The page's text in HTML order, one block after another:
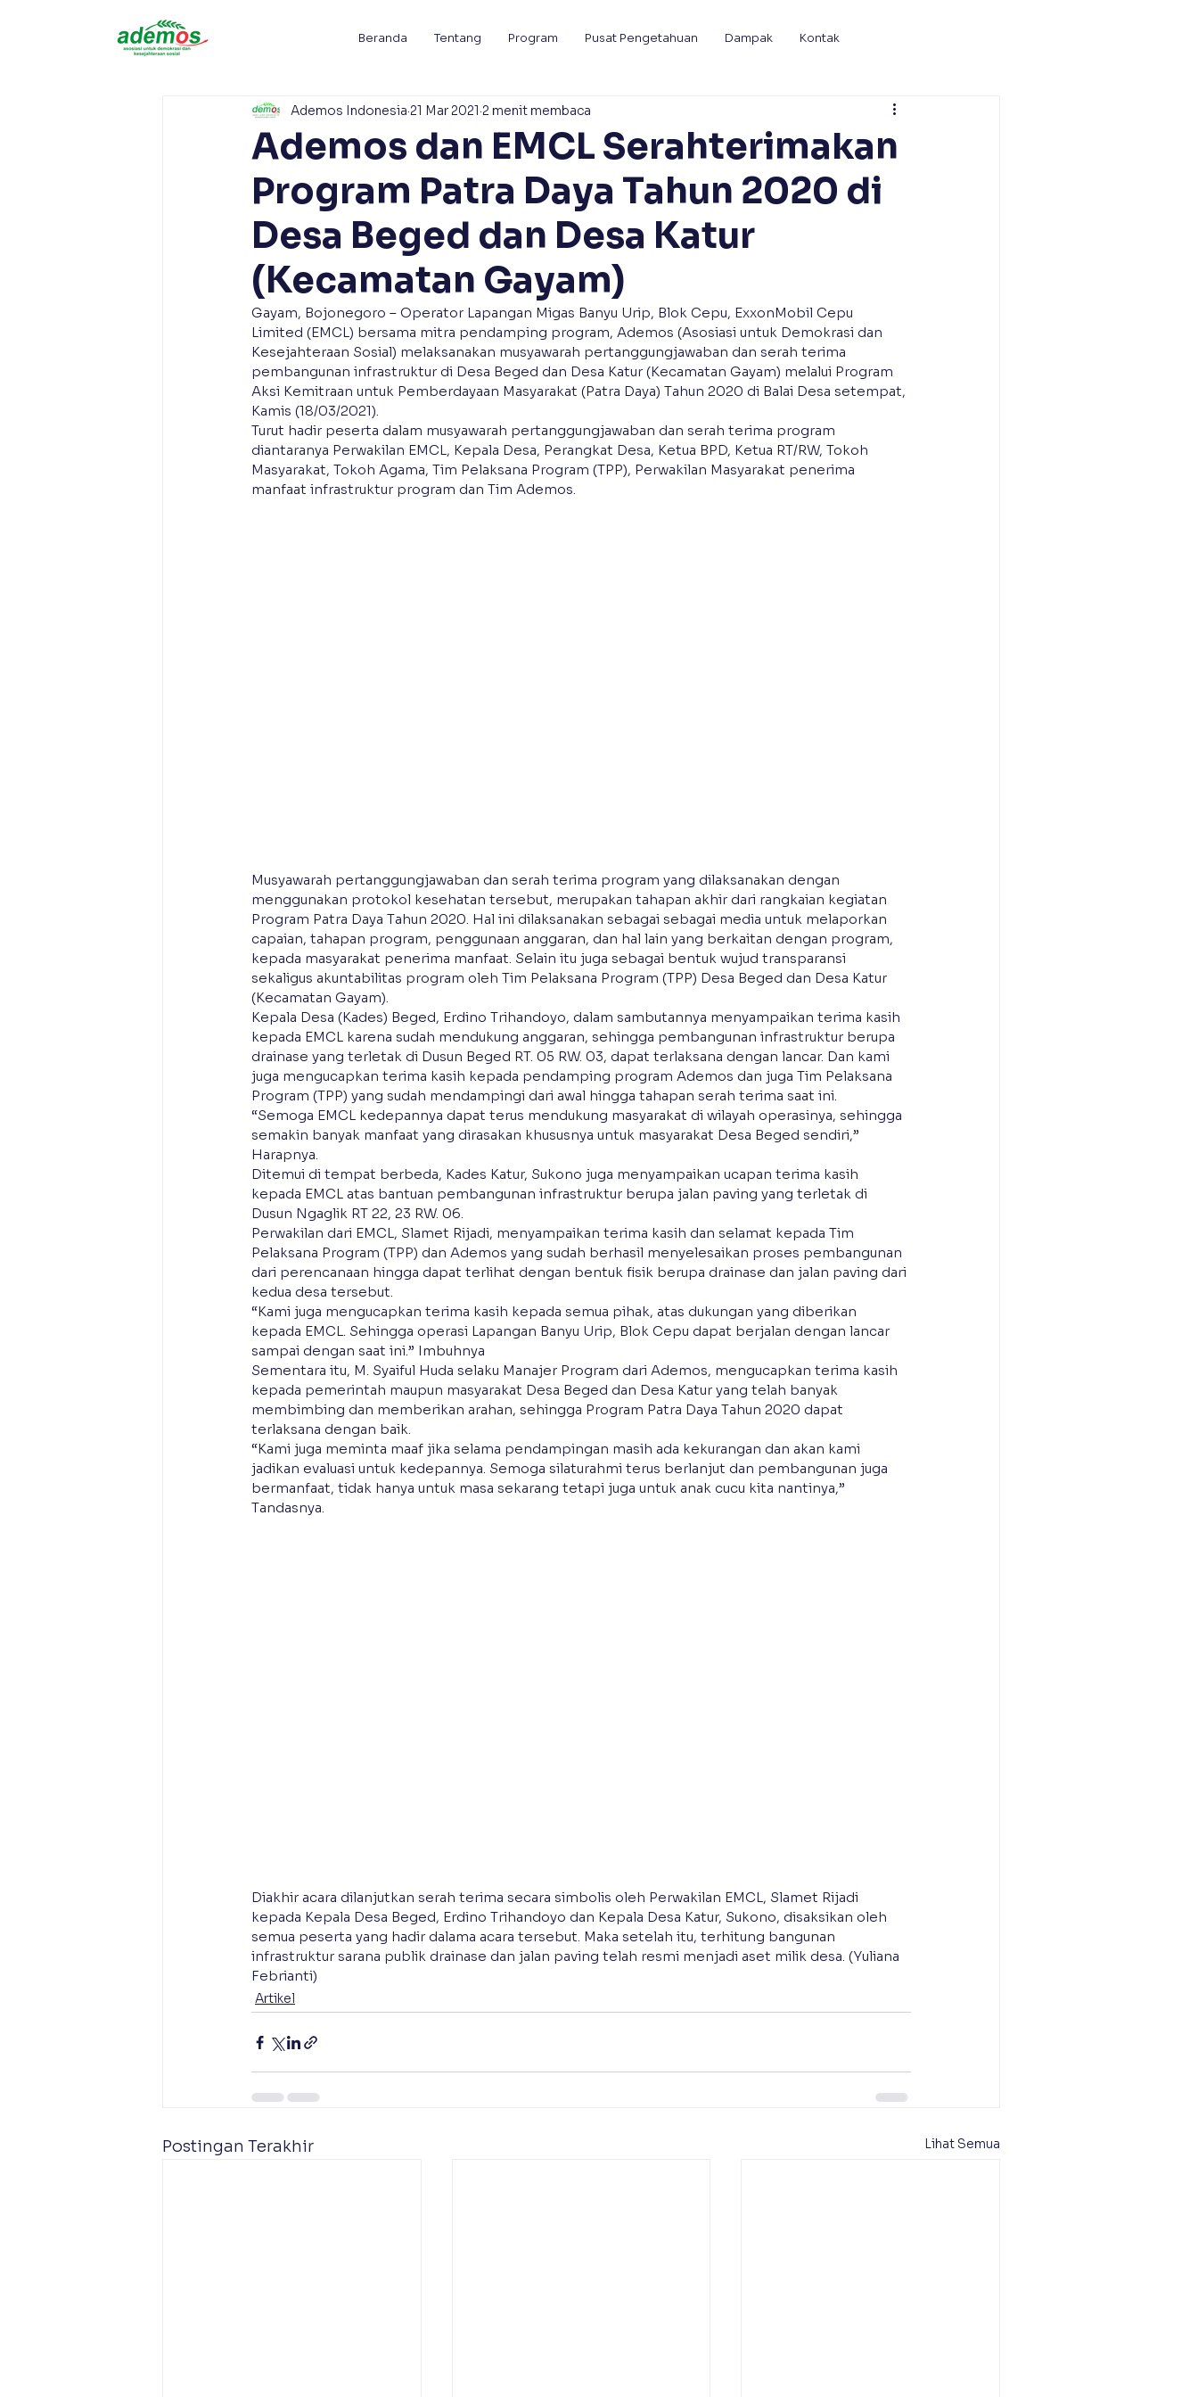
Beranda Tentang Program Pusat Pengetahuan Dampak Kontak
Ademos dan EMCL Serahterimakan
Program Patra Daya Tahun 2020 di
Desa Beged dan Desa Katur
(Kecamatan Gayam)
Ademos Indonesia 21 Mar 2021 2 menit membaca
Gayam, Bojonegoro – Operator Lapangan Migas Banyu Urip, Blok Cepu, ExxonMobil Cepu
Limited (EMCL) bersama mitra pendamping program, Ademos (Asosiasi untuk Demokrasi dan
Kesejahteraan Sosial) melaksanakan musyawarah pertanggungjawaban dan serah terima
pembangunan infrastruktur di Desa Beged dan Desa Katur (Kecamatan Gayam) melalui Program
Aksi Kemitraan untuk Pemberdayaan Masyarakat (Patra Daya) Tahun 2020 di Balai Desa setempat,
Kamis (18/03/2021).
Turut hadir peserta dalam musyawarah pertanggungjawaban dan serah terima program
diantaranya Perwakilan EMCL, Kepala Desa, Perangkat Desa, Ketua BPD, Ketua RT/RW, Tokoh
Masyarakat, Tokoh Agama, Tim Pelaksana Program (TPP), Perwakilan Masyarakat penerima
manfaat infrastruktur program dan Tim Ademos.
Musyawarah pertanggungjawaban dan serah terima program yang dilaksanakan dengan
menggunakan protokol kesehatan tersebut, merupakan tahapan akhir dari rangkaian kegiatan
Program Patra Daya Tahun 2020. Hal ini dilaksanakan sebagai sebagai media untuk melaporkan
capaian, tahapan program, penggunaan anggaran, dan hal lain yang berkaitan dengan program,
kepada masyarakat penerima manfaat. Selain itu juga sebagai bentuk wujud transparansi
sekaligus akuntabilitas program oleh Tim Pelaksana Program (TPP) Desa Beged dan Desa Katur
(Kecamatan Gayam).
Kepala Desa (Kades) Beged, Erdino Trihandoyo, dalam sambutannya menyampaikan terima kasih
kepada EMCL karena sudah mendukung anggaran, sehingga pembangunan infrastruktur berupa
drainase yang terletak di Dusun Beged RT. 05 RW. 03, dapat terlaksana dengan lancar. Dan kami
juga mengucapkan terima kasih kepada pendamping program Ademos dan juga Tim Pelaksana
Program (TPP) yang sudah mendampingi dari awal hingga tahapan serah terima saat ini.
“Semoga EMCL kedepannya dapat terus mendukung masyarakat di wilayah operasinya, sehingga
semakin banyak manfaat yang dirasakan khususnya untuk masyarakat Desa Beged sendiri,”
Harapnya.
Ditemui di tempat berbeda, Kades Katur, Sukono juga menyampaikan ucapan terima kasih
kepada EMCL atas bantuan pembangunan infrastruktur berupa jalan paving yang terletak di
Dusun Ngaglik RT 22, 23 RW. 06.
Perwakilan dari EMCL, Slamet Rijadi, menyampaikan terima kasih dan selamat kepada Tim
Pelaksana Program (TPP) dan Ademos yang sudah berhasil menyelesaikan proses pembangunan
dari perencanaan hingga dapat terlihat dengan bentuk fisik berupa drainase dan jalan paving dari
kedua desa tersebut.
“Kami juga mengucapkan terima kasih kepada semua pihak, atas dukungan yang diberikan
kepada EMCL. Sehingga operasi Lapangan Banyu Urip, Blok Cepu dapat berjalan dengan lancar
sampai dengan saat ini.” Imbuhnya
Sementara itu, M. Syaiful Huda selaku Manajer Program dari Ademos, mengucapkan terima kasih
kepada pemerintah maupun masyarakat Desa Beged dan Desa Katur yang telah banyak
membimbing dan memberikan arahan, sehingga Program Patra Daya Tahun 2020 dapat
terlaksana dengan baik.
“Kami juga meminta maaf jika selama pendampingan masih ada kekurangan dan akan kami
jadikan evaluasi untuk kedepannya. Semoga silaturahmi terus berlanjut dan pembangunan juga
bermanfaat, tidak hanya untuk masa sekarang tetapi juga untuk anak cucu kita nantinya,”
Tandasnya.
Diakhir acara dilanjutkan serah terima secara simbolis oleh Perwakilan EMCL, Slamet Rijadi
kepada Kepala Desa Beged, Erdino Trihandoyo dan Kepala Desa Katur, Sukono, disaksikan oleh
semua peserta yang hadir dalama acara tersebut. Maka setelah itu, terhitung bangunan
infrastruktur sarana publik drainase dan jalan paving telah resmi menjadi aset milik desa. (Yuliana
Febrianti)
Artikel
Postingan Terakhir Lihat Semua